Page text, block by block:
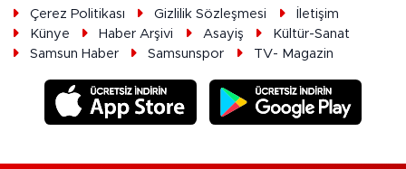
Çerez Politikası Gizlilik Sözleşmesi
İletişim
Künye
Haber Arşivi Asayiş
Kültür-Sanat
Samsun Haber
Samsunspor TV- Magazin